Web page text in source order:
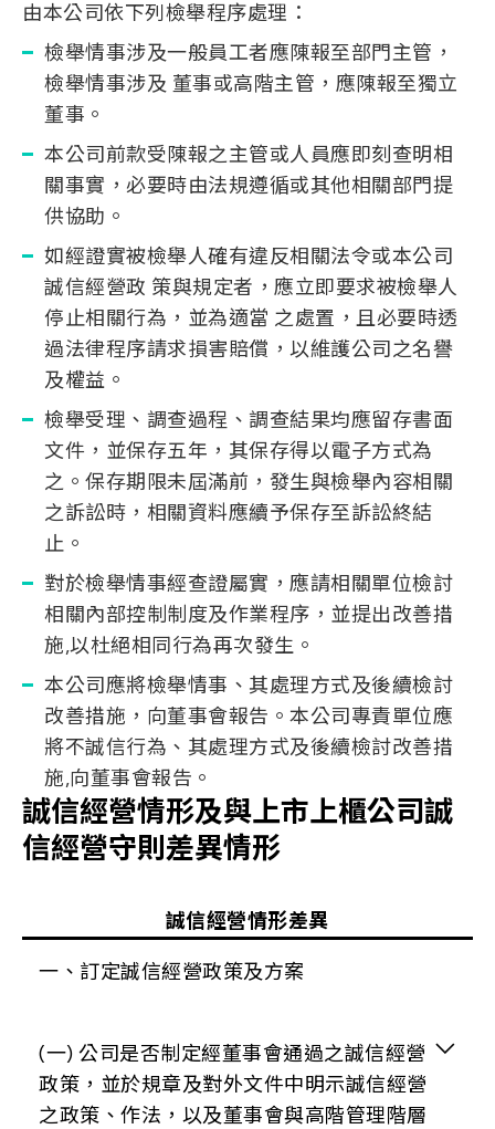
由本公司依下列檢舉程序處理：
檢舉情事涉及一般員工者應陳報至部門主管，
檢舉情事涉及 董事或高階主管，應陳報至獨立
董事。
本公司前款受陳報之主管或人員應即刻查明相
關事實，必要時由法規遵循或其他相關部門提
供協助。
如經證實被檢舉人確有違反相關法令或本公司
誠信經營政 策與規定者，應立即要求被檢舉人
停止相關行為，並為適當 之處置，且必要時透
過法律程序請求損害賠償，以維護公司之名譽
及權益。
檢舉受理、調查過程、調查結果均應留存書面
文件，並保存五年，其保存得以電子方式為
之。保存期限未屆滿前，發生與檢舉內容相關
之訴訟時，相關資料應續予保存至訴訟終結
止。
對於檢舉情事經查證屬實，應請相關單位檢討
相關內部控制制度及作業程序，並提出改善措
施,以杜絕相同行為再次發生。
本公司應將檢舉情事、其處理方式及後續檢討
改善措施，向董事會報告。本公司專責單位應
將不誠信行為、其處理方式及後續檢討改善措
施,向董事會報告。
誠信經營情形及與上市上櫃公司誠
信經營守則差異情形
誠信經營情形差異
一、訂定誠信經營政策及方案
(一) 公司是否制定經董事會通過之誠信經營
政策，並於規章及對外文件中明示誠信經營
之政策、作法，以及董事會與高階管理階層